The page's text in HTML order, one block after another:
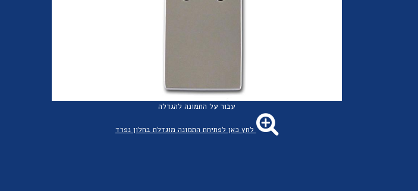
עבור על התמונה להגדלה
לחץ כאן לפתיחת התמונה מוגדלת בחלון נפרד